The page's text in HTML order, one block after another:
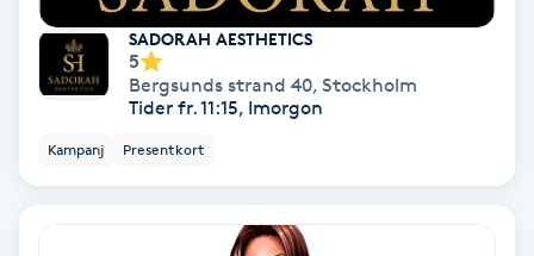
Naglar reparation
NBE-massage
SADORAH AESTHETICS
5
Bergsunds strand 40, Stockholm
Tider fr. 11:15, Imorgon
Kampanj Presentkort